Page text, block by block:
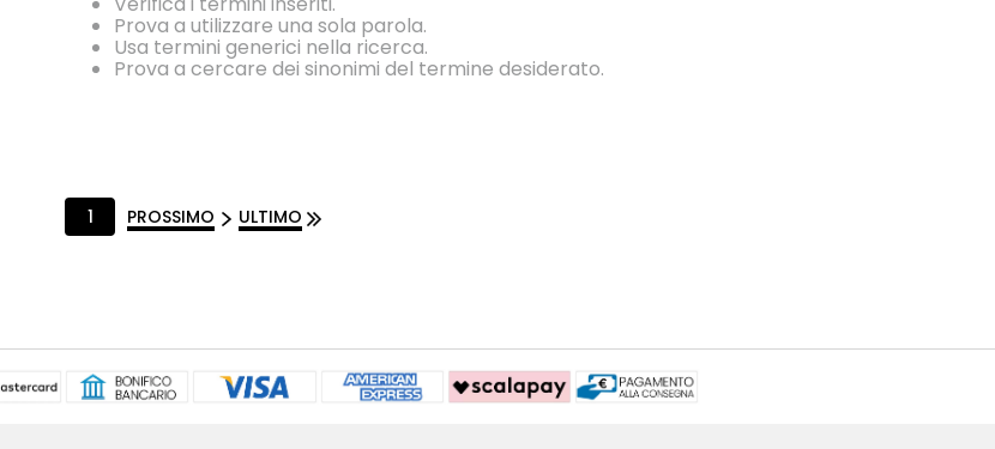
Prova a utilizzare una sola parola.
Usa termini generici nella ricerca.
Prova a cercare dei sinonimi del termine desiderato.
1 PROSSIMO ULTIMO